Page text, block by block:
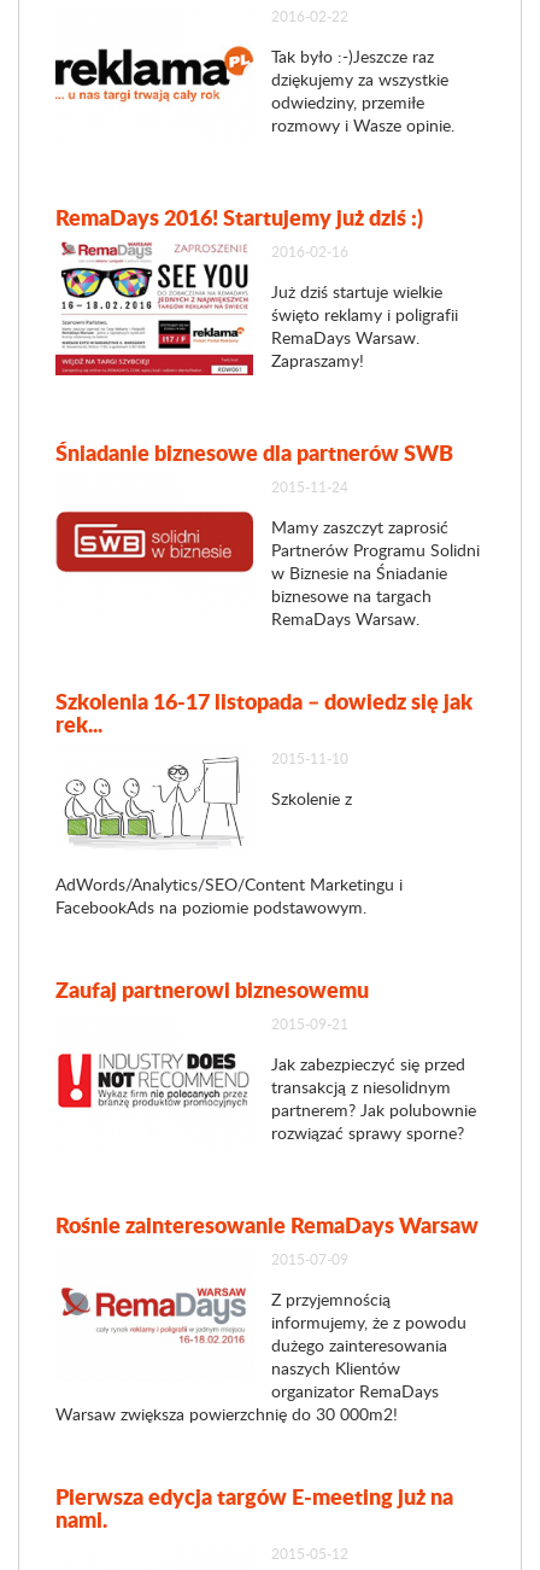
2016-02-22
Tak było :-)Jeszcze raz
dziękujemy za wszystkie
odwiedziny, przemiłe
rozmowy i Wasze opinie.
RemaDays 2016! Startujemy już dziś :)
2016-02-16
Już dziś startuje wielkie
święto reklamy i poligrafii
RemaDays Warsaw.
Zapraszamy!
Śniadanie biznesowe dla partnerów SWB
2015-11-24
Mamy zaszczyt zaprosić
Partnerów Programu Solidni
w Biznesie na Śniadanie
biznesowe na targach
RemaDays Warsaw.
Szkolenia 16-17 listopada – dowiedz się jak
rek...
2015-11-10
Szkolenie z
AdWords/Analytics/SEO/Content Marketingu i
FacebookAds na poziomie podstawowym.
Zaufaj partnerowi biznesowemu
2015-09-21
Jak zabezpieczyć się przed
transakcją z niesolidnym
partnerem? Jak polubownie
rozwiązać sprawy sporne?
Rośnie zainteresowanie RemaDays Warsaw
2015-07-09
Z przyjemnością
informujemy, że z powodu
dużego zainteresowania
naszych Klientów
organizator RemaDays
Warsaw zwiększa powierzchnię do 30 000m2!
Pierwsza edycja targów E-meeting już na
nami.
2015-05-12